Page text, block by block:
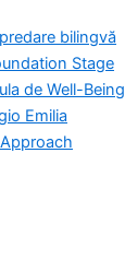
bilingvă
Stage
de Well-Being
Emilia